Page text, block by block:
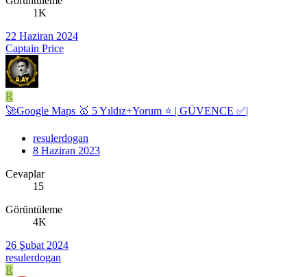
1K
22 Haziran 2024
Captain Price
R
🚀Google Maps 🥇 5 Yıldız+Yorum ⭐ | GÜVENCE ✅|
resulerdogan
8 Haziran 2023
Cevaplar
15
Görüntüleme
4K
26 Şubat 2024
resulerdogan
R